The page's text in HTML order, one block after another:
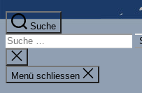
Suche
Suche
nach:
Suche
schliessen
Menü schliessen